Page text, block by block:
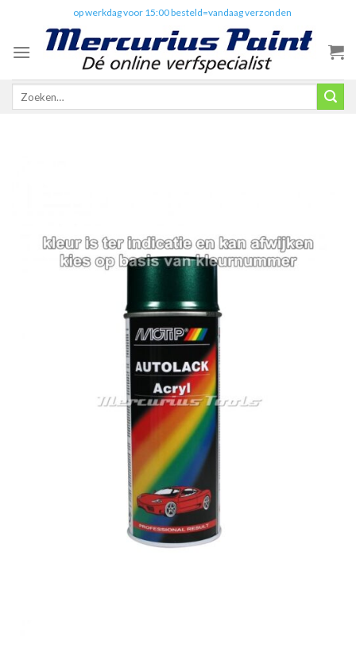
content
op werkdag voor 15:00 besteld=vandaag verzonden
Zoeken